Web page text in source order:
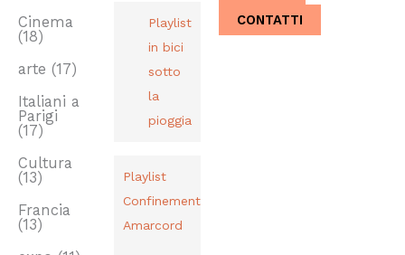
CONTATTI
Playlist
in bici
sotto
la
pioggia
Playlist
Confinement
Amarcord
Cinema
(18)
arte(17)
Italiani a
Parigi
(17)
Cultura
(13)
Francia
(13)